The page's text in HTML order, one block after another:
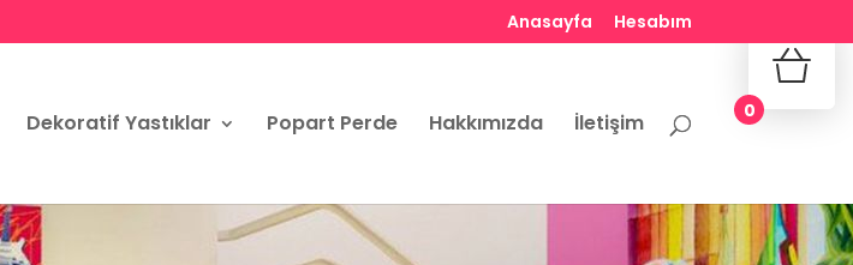
Anasayfa Hesabım
Dekoratif Yastıklar Popart Perde Hakkımızda İletişim 0